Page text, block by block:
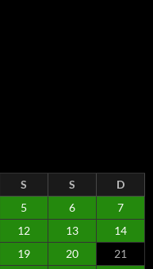
S S
D
5 6
7
12 13
14
19 20
21